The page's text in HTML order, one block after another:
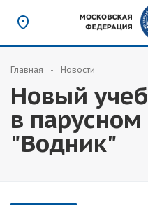
Главная Новости
Новый
в парусном
"Водник"